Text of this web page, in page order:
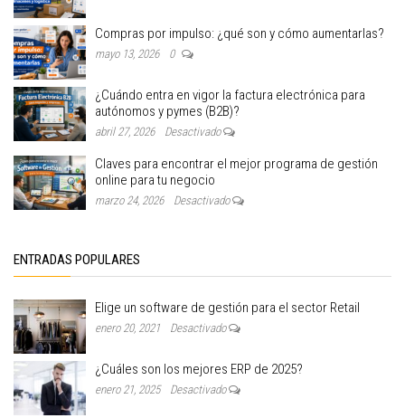
Compras por impulso: ¿qué son y cómo aumentarlas?
mayo 13, 2026 0
¿Cuándo entra en vigor la factura electrónica para
autónomos y pymes (B2B)?
abril 27, 2026 Desactivado
Claves para encontrar el mejor programa de gestión
online para tu negocio
marzo 24, 2026 Desactivado
ENTRADAS POPULARES
Elige un software de gestión para el sector Retail
enero 20, 2021 Desactivado
¿Cuáles son los mejores ERP de 2025?
enero 21, 2025 Desactivado